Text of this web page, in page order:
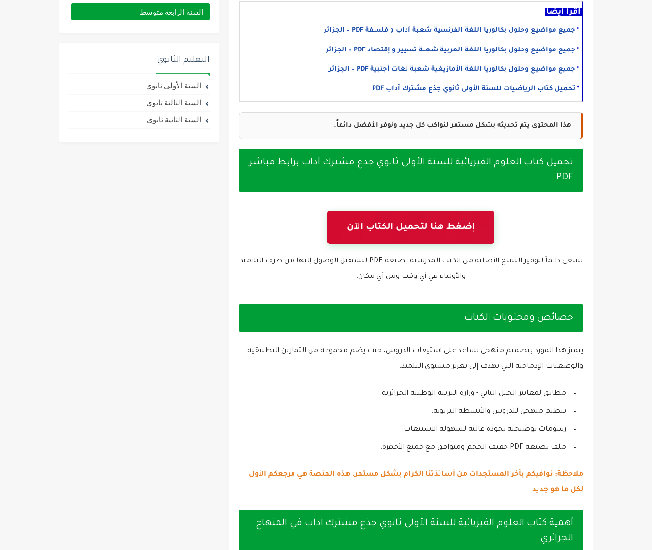
اقرأ أيضا
جميع مواضيع وحلول بكالوريا اللغة الفرنسية شعبة آداب و فلسفة PDF – الجزائر
جميع مواضيع وحلول بكالوريا اللغة العربية شعبة تسيير و إقتصاد PDF – الجزائر
جميع مواضيع وحلول بكالوريا اللغة الأمازيغية شعبة لغات أجنبية PDF – الجزائر
تحميل كتاب الرياضيات للسنة الأولى ثانوي جذع مشترك آداب PDF
هذا المحتوى يتم تحديثه بشكل مستمر لنواكب كل جديد ونوفر الأفضل دائماً.
تحميل كتاب العلوم الفيزيائية للسنة الأولى ثانوي جذع مشترك آداب برابط مباشر
PDF
إضغط هنا لتحميل الكتاب الآن
نسعى دائماً لتوفير النسخ الأصلية من الكتب المدرسية بصيغة PDF لتسهيل الوصول إليها من طرف التلاميذ
والأولياء في أي وقت ومن أي مكان.
خصائص ومحتويات الكتاب
يتميز هذا المورد بتصميم منهجي يساعد على استيعاب الدروس، حيث يضم مجموعة من التمارين التطبيقية
والوضعيات الإدماجية التي تهدف إلى تعزيز مستوى التلميذ.
مطابق لمعايير الجيل الثاني - وزارة التربية الوطنية الجزائرية.
تنظيم منهجي للدروس والأنشطة التربوية.
رسومات توضيحية بجودة عالية لسهولة الاستيعاب.
ملف بصيغة PDF خفيف الحجم ومتوافق مع جميع الأجهزة.
ملاحظة: نوافيكم بآخر المستجدات من أساتذتنا الكرام بشكل مستمر. هذه المنصة هي مرجعكم الأول
لكل ما هو جديد
أهمية كتاب العلوم الفيزيائية للسنة الأولى ثانوي جذع مشترك آداب في المنهاج
الجزائري
السنة الرابعة متوسط
التعليم الثانوي
السنة الأولى ثانوي
السنة الثالثة ثانوي
السنة الثانية ثانوي